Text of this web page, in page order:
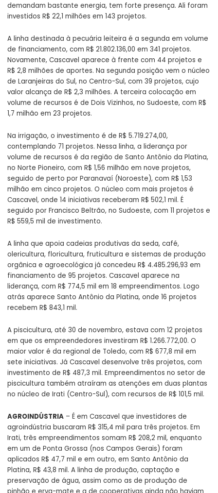
demandam bastante energia, tem forte presença. Ali foram
investidos R$ 22,1 milhões em 143 projetos.
A linha destinada à pecuária leiteira é a segunda em volume
de financiamento, com R$ 21.802.136,00 em 341 projetos.
Novamente, Cascavel aparece à frente com 44 projetos e
R$ 2,8 milhões de aportes. Na segunda posição vem o núcleo
de Laranjeiras do Sul, no Centro-Sul, com 39 projetos, cujo
valor alcança de R$ 2,3 milhões. A terceira colocação em
volume de recursos é de Dois Vizinhos, no Sudoeste, com R$
1,7 milhão em 23 projetos.
Na irrigação, o investimento é de R$ 5.719.274,00,
contemplando 71 projetos. Nessa linha, a liderança por
volume de recursos é da região de Santo Antônio da Platina,
no Norte Pioneiro, com R$ 1,56 milhão em nove projetos,
seguido de perto por Paranavaí (Noroeste), com R$ 1,53
milhão em cinco projetos. O núcleo com mais projetos é
Cascavel, onde 14 iniciativas receberam R$ 502,1 mil. É
seguido por Francisco Beltrão, no Sudoeste, com 11 projetos e
R$ 559,5 mil de investimento.
A linha que apoia cadeias produtivas da seda, café,
olericultura, floricultura, fruticultura e sistemas de produção
orgânica e agroecológica já concedeu R$ 4.485.296,93 em
financiamento de 95 projetos. Cascavel aparece na
liderança, com R$ 774,5 mil em 18 empreendimentos. Logo
atrás aparece Santo Antônio da Platina, onde 16 projetos
recebem R$ 843,1 mil.
A piscicultura, até 30 de novembro, estava com 12 projetos
em que os empreendedores investiram R$ 1.266.772,00. O
maior valor é da regional de Toledo, com R$ 677,8 mil em
sete iniciativas. Já Cascavel desenvolve três projetos, com
investimento de R$ 487,3 mil. Empreendimentos no setor de
piscicultura também atraíram as atenções em duas plantas
no núcleo de Irati (Centro-Sul), com recursos de R$ 101,5 mil.
AGROINDÚSTRIA – É em Cascavel que investidores de
agroindústria buscaram R$ 315,4 mil para três projetos. Em
Irati, três empreendimentos somam R$ 208,2 mil, enquanto
em um de Ponta Grossa (nos Campos Gerais) foram
aplicados R$ 47,7 mil e em outro, em Santo Antônio da
Platina, R$ 43,8 mil. A linha de produção, captação e
preservação de água, assim como as de produção de
pinhão e erva-mate e a de cooperativas ainda não haviam